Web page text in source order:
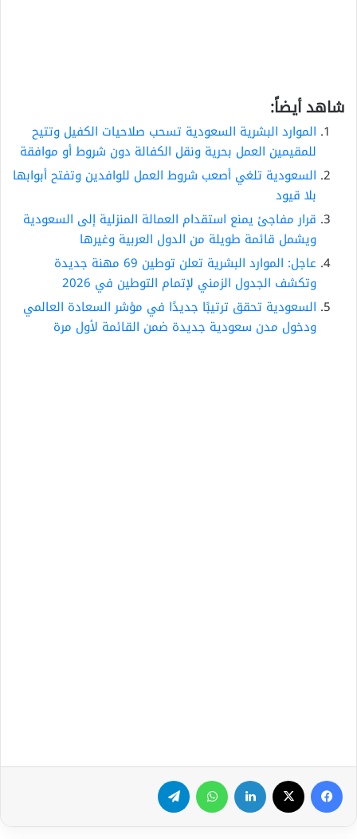
شاهد أيضاً:
الموارد البشرية السعودية تسحب صلاحيات الكفيل وتتيح
للمقيمين العمل بحرية ونقل الكفالة دون شروط أو موافقة
السعودية تلغي أصعب شروط العمل للوافدين وتفتح أبوابها
بلا قيود
قرار مفاجئ يمنع استقدام العمالة المنزلية إلى السعودية
ويشمل قائمة طويلة من الدول العربية وغيرها
عاجل: الموارد البشرية تعلن توطين 69 مهنة جديدة
وتكشف الجدول الزمني لإتمام التوطين في 2026
السعودية تحقق ترتيبًا جديدًا في مؤشر السعادة العالمي
ودخول مدن سعودية جديدة ضمن القائمة لأول مرة
فيسبوك لينكدإن واتساب